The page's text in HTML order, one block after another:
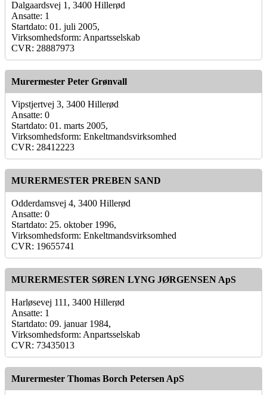
Dalgaardsvej 1, 3400 Hillerød
Ansatte: 1
Startdato: 01. juli 2005,
Virksomhedsform: Anpartsselskab
CVR: 28887973
Murermester Peter Grønvall
Vipstjertvej 3, 3400 Hillerød
Ansatte: 0
Startdato: 01. marts 2005,
Virksomhedsform: Enkeltmandsvirksomhed
CVR: 28412223
MURERMESTER PREBEN SAND
Odderdamsvej 4, 3400 Hillerød
Ansatte: 0
Startdato: 25. oktober 1996,
Virksomhedsform: Enkeltmandsvirksomhed
CVR: 19655741
MURERMESTER SØREN LYNG JØRGENSEN ApS
Harløsevej 111, 3400 Hillerød
Ansatte: 1
Startdato: 09. januar 1984,
Virksomhedsform: Anpartsselskab
CVR: 73435013
Murermester Thomas Borch Petersen ApS